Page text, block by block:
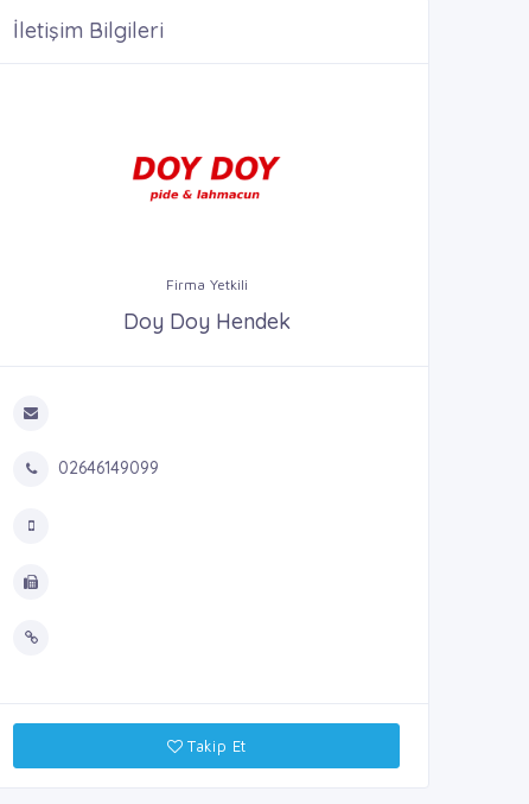
İletişim Bilgileri
Firma Yetkili
Doy Doy Hendek
02646149099
Takip Et